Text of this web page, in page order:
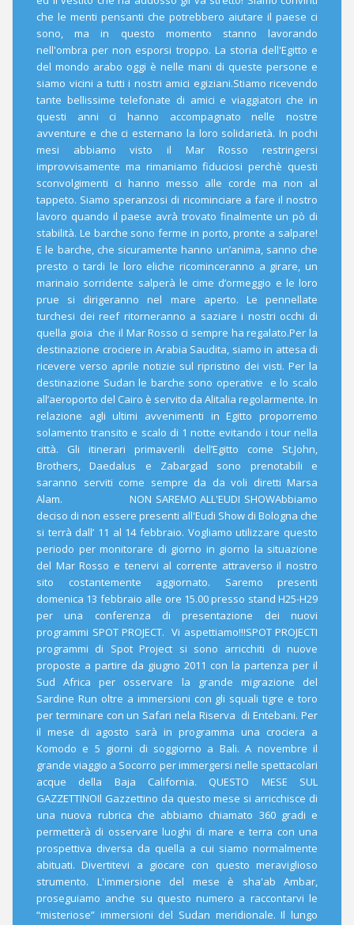
che le menti pensanti che potrebbero aiutare il paese ci
sono, ma in questo momento stanno lavorando
nell'ombra per non esporsi troppo. La storia dell'Egitto e
del mondo arabo oggi è nelle mani di queste persone e
siamo vicini a tutti i nostri amici egiziani.Stiamo ricevendo
tante bellissime telefonate di amici e viaggiatori che in
questi anni ci hanno accompagnato nelle nostre
avventure e che ci esternano la loro solidarietà. In pochi
mesi abbiamo visto il Mar Rosso restringersi
improvvisamente ma rimaniamo fiduciosi perchè questi
sconvolgimenti ci hanno messo alle corde ma non al
tappeto. Siamo speranzosi di ricominciare a fare il nostro
lavoro quando il paese avrà trovato finalmente un pò di
stabilità. Le barche sono ferme in porto, pronte a salpare!
E le barche, che sicuramente hanno un’anima, sanno che
presto o tardi le loro eliche ricominceranno a girare, un
marinaio sorridente salperà le cime d’ormeggio e le loro
prue si dirigeranno nel mare aperto. Le pennellate
turchesi dei reef ritorneranno a saziare i nostri occhi di
quella gioia che il Mar Rosso ci sempre ha regalato.Per la
destinazione crociere in Arabia Saudita, siamo in attesa di
ricevere verso aprile notizie sul ripristino dei visti. Per la
destinazione Sudan le barche sono operative e lo scalo
all’aeroporto del Cairo è servito da Alitalia regolarmente. In
relazione agli ultimi avvenimenti in Egitto proporremo
solamento transito e scalo di 1 notte evitando i tour nella
città. Gli itinerari primaverili dell’Egitto come St.John,
Brothers, Daedalus e Zabargad sono prenotabili e
saranno serviti come sempre da da voli diretti Marsa
Alam. NON SAREMO ALL'EUDI SHOWAbbiamo
deciso di non essere presenti all'Eudi Show di Bologna che
si terrà dall’ 11 al 14 febbraio. Vogliamo utilizzare questo
periodo per monitorare di giorno in giorno la situazione
del Mar Rosso e tenervi al corrente attraverso il nostro
sito costantemente aggiornato. Saremo presenti
domenica 13 febbraio alle ore 15.00 presso stand H25-H29
per una conferenza di presentazione dei nuovi
programmi SPOT PROJECT. Vi aspettiamo!!!SPOT PROJECTI
programmi di Spot Project si sono arricchiti di nuove
proposte a partire da giugno 2011 con la partenza per il
Sud Africa per osservare la grande migrazione del
Sardine Run oltre a immersioni con gli squali tigre e toro
per terminare con un Safari nela Riserva di Entebani. Per
il mese di agosto sarà in programma una crociera a
Komodo e 5 giorni di soggiorno a Bali. A novembre il
grande viaggio a Socorro per immergersi nelle spettacolari
acque della Baja California. QUESTO MESE SUL
GAZZETTINOIl Gazzettino da questo mese si arricchisce di
una nuova rubrica che abbiamo chiamato 360 gradi e
permetterà di osservare luoghi di mare e terra con una
prospettiva diversa da quella a cui siamo normalmente
abituati. Divertitevi a giocare con questo meraviglioso
strumento. L'immersione del mese è sha'ab Ambar,
proseguiamo anche su questo numero a raccontarvi le
“misteriose” immersioni del Sudan meridionale. Il lungo